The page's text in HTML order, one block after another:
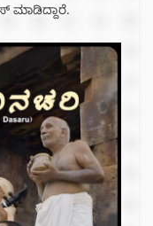
ಮಾಡಿದ್ದಾರೆ.